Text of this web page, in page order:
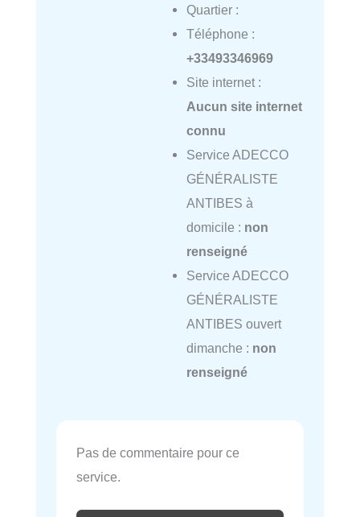
Quartier :
Téléphone :
+33493346969
Site internet :
Aucun site internet
connu
Service ADECCO
GÉNÉRALISTE
ANTIBES à
domicile : non
renseigné
Service ADECCO
GÉNÉRALISTE
ANTIBES ouvert
dimanche : non
renseigné
Pas de commentaire pour ce
service.